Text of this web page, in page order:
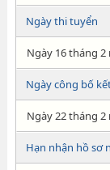
Ngày thi tuyển
Ngày 16 tháng 2
Ngày công bố
Ngày 22 tháng 2
Hạn nhận hồ sơ